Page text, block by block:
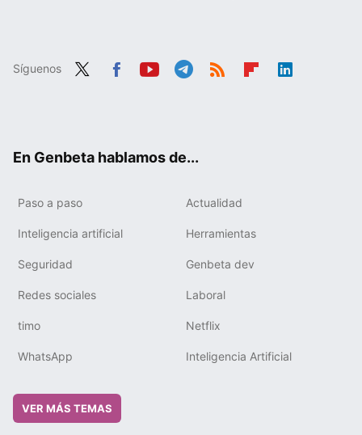
Síguenos
En Genbeta hablamos de...
Paso a paso Actualidad
Inteligencia artificial Herramientas
Seguridad Genbeta dev
Redes sociales Laboral
timo Netflix
WhatsApp Inteligencia Artificial
VER MÁS TEMAS